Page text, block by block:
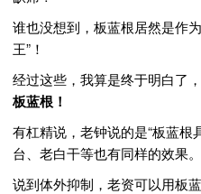
谁也没想到，板蓝根居然是作
王”！
经过这些，我算是终于明白了
板蓝根！
有杠精说，老钟说的是“板蓝根
台、老白干等也有同样的效果。
说到体外抑制，老资可以用板